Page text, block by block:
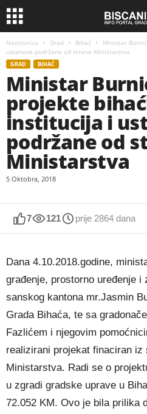
Naslovnica Grad Bihać
Ministar
ustanova podržane od strane Ministarstva
GRAD BIHAĆ
Ministar
projekte
institucija i
podržane od
Ministarstva
5 Oktobra, 2018
7 121 prije 2864 dana
Dana 4.10.2018.godine,
građenje, prostorno uređenje
sanskog kantona mr.Jasmin
Grada Bihaća, te sa
Fazlićem i njegovim
realizirani projekat finaciran iz
Ministarstva. Radi se o
u zgradi gradske uprave u
72.052 KM. Ovo je bila prilika